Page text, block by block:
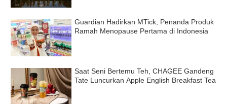
Guardian Hadirkan MTick, Penanda Produk
Ramah Menopause Pertama di Indonesia
Saat Seni Bertemu Teh, CHAGEE Gandeng
Tate Luncurkan Apple English Breakfast Tea